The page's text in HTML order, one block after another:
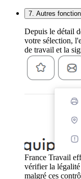
7. Autres
Depuis le détail
votre sélection,
de travail et la
France Travail
vérifier la
malgré ces